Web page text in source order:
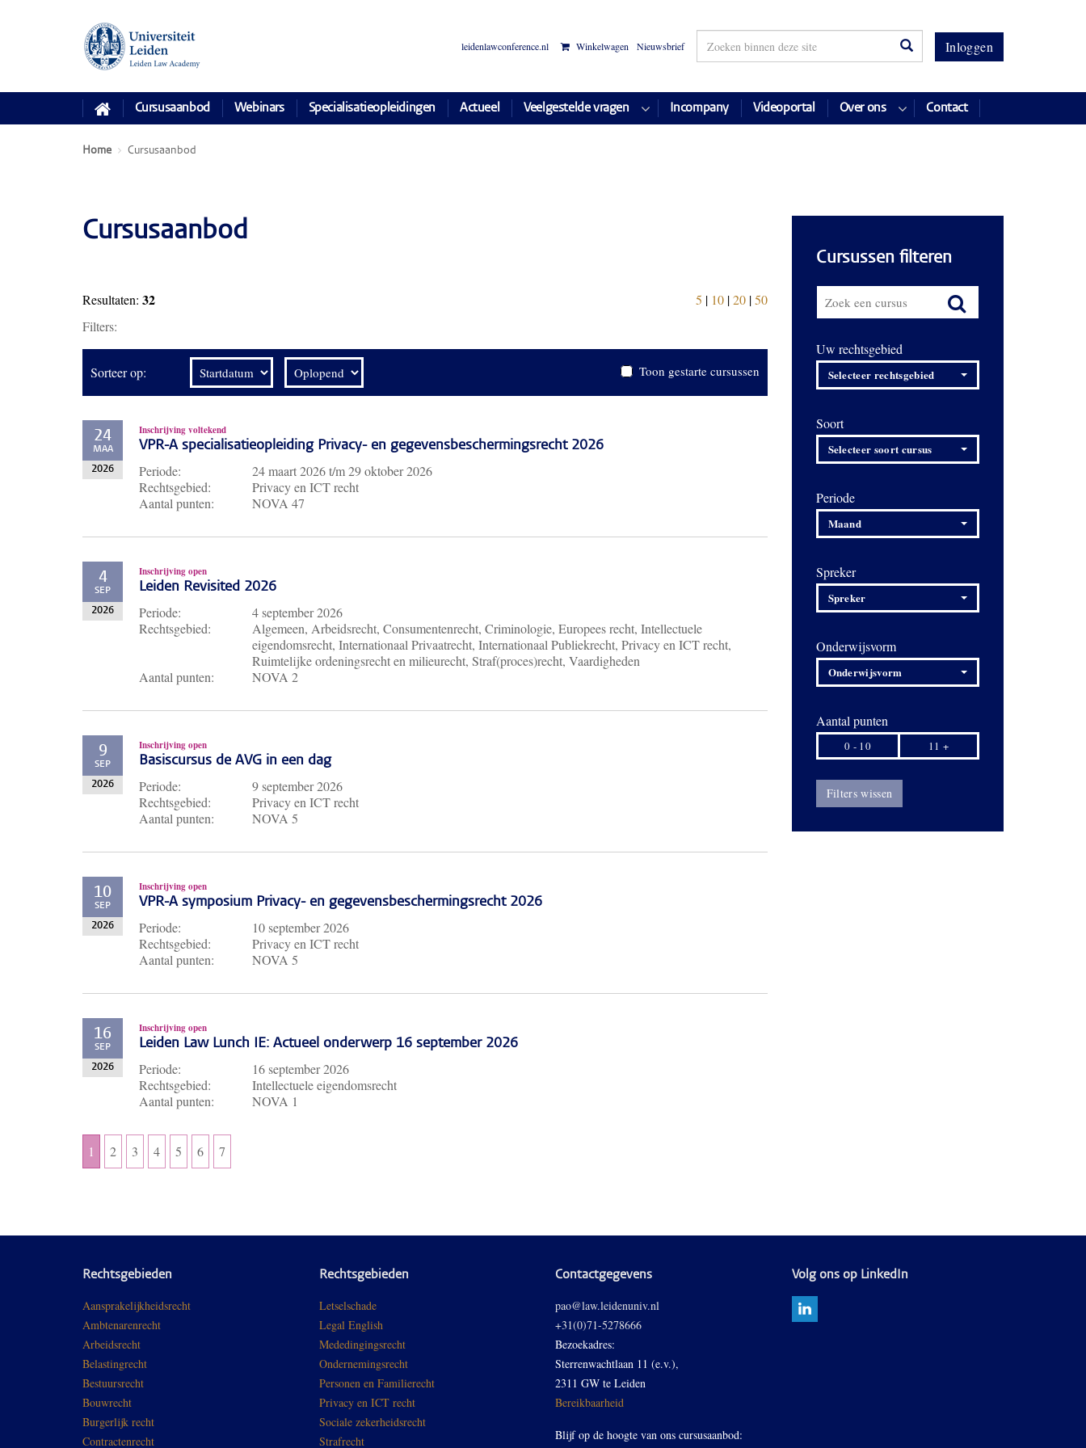
Inloggen
leidenlawconference.nl Winkelwagen Nieuwsbrief
Cursusaanbod Webinars Specialisatieopleidingen Actueel Veelgestelde vragen Incompany Videoportal Over ons Contact
Home Cursusaanbod
Cursusaanbod
Resultaten: 32 5 | 10|20|50
Filters:
Sorteer op: Toon gestarte cursussen
24
MAA
2026
Inschrijving voltekend
VPR-A specialisatieopleiding Privacy- en gegevensbeschermingsrecht 2026
Periode: 24 maart 2026t/m29 oktober 2026
Rechtsgebied:
Privacy en ICT recht
Aantal punten:
NOVA 47
4
SEP
2026
Inschrijving open
Leiden Revisited 2026
Periode:
4 september 2026
Rechtsgebied:
Algemeen, Arbeidsrecht, Consumentenrecht, Criminologie, Europees recht, Intellectuele
eigendomsrecht, Internationaal Privaatrecht, Internationaal Publiekrecht, Privacy en ICT recht,
Ruimtelijke ordeningsrecht en milieurecht, Straf(proces)recht, Vaardigheden
Aantal punten:
NOVA 2
9
SEP
2026
Inschrijving open
Basiscursus de AVG in een dag
Periode:
9 september 2026
Rechtsgebied:
Privacy en ICT recht
Aantal punten:
NOVA 5
10
SEP
2026
Inschrijving open
VPR-A symposium Privacy- en gegevensbeschermingsrecht 2026
Periode:
10 september 2026
Rechtsgebied:
Privacy en ICT recht
Aantal punten:
NOVA 5
16
SEP
2026
Inschrijving open
Leiden Law Lunch IE: Actueel onderwerp 16 september 2026
Periode:
16 september 2026
Rechtsgebied:
Intellectuele eigendomsrecht
Aantal punten:
NOVA 1
1 2 3 4 5 6 7
Cursussen filteren
Uw rechtsgebied
Selecteer rechtsgebied
Soort
Selecteer soort cursus
Periode
Maand
Spreker
Spreker
Onderwijsvorm
Onderwijsvorm
Aantal punten
0 - 10 11 +
Filters wissen
Rechtsgebieden
Aansprakelijkheidsrecht
Ambtenarenrecht
Arbeidsrecht
Belastingrecht
Bestuursrecht
Bouwrecht
Burgerlijk recht
Contractenrecht
Rechtsgebieden
Letselschade
Legal English
Mededingingsrecht
Ondernemingsrecht
Personen en Familierecht
Privacy en ICT recht
Sociale zekerheidsrecht
Strafrecht
Contactgegevens
pao@law.leidenuniv.nl
+31(0)71-5278666
Bezoekadres:
Sterrenwachtlaan 11 (e.v.),
2311 GW te Leiden
Bereikbaarheid
Blijf op de hoogte van ons cursusaanbod:
Volg ons op LinkedIn